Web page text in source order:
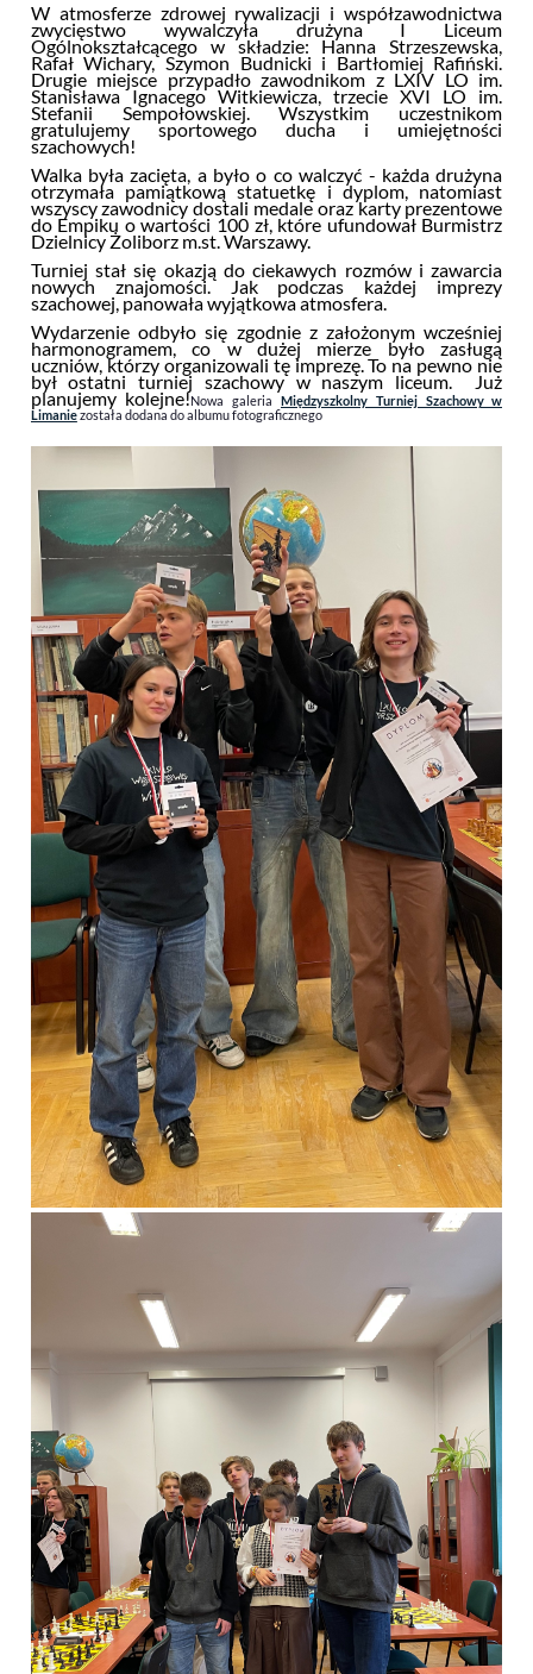
W atmosferze zdrowej rywalizacji i współzawodnictwa
zwycięstwo wywalczyła drużyna I Liceum
Ogólnokształcącego w składzie: Hanna Strzeszewska,
Rafał Wichary, Szymon Budnicki i Bartłomiej Rafiński.
Drugie miejsce przypadło zawodnikom z LXIV LO im.
Stanisława Ignacego Witkiewicza, trzecie XVI LO im.
Stefanii Sempołowskiej. Wszystkim uczestnikom
gratulujemy sportowego ducha i umiejętności
szachowych!
Walka była zacięta, a było o co walczyć - każda drużyna
otrzymała pamiątkową statuetkę i dyplom, natomiast
wszyscy zawodnicy dostali medale oraz karty prezentowe
do Empiku o wartości 100 zł, które ufundował Burmistrz
Dzielnicy Żoliborz m.st. Warszawy.
Turniej stał się okazją do ciekawych rozmów i zawarcia
nowych znajomości. Jak podczas każdej imprezy
szachowej, panowała wyjątkowa atmosfera.
Wydarzenie odbyło się zgodnie z założonym wcześniej
harmonogramem, co w dużej mierze było zasługą
uczniów, którzy organizowali tę imprezę. To na pewno nie
był ostatni turniej szachowy w naszym liceum. Już
planujemy kolejne!Nowa galeria Międzyszkolny Turniej Szachowy w
Limaniezostała dodana do albumu fotograficznego